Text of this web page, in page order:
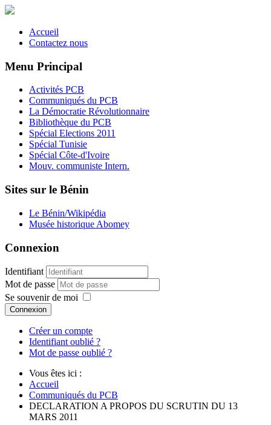
Accueil
Contactez nous
Menu Principal
Activités PCB
Communiqués du PCB
La Démocratie Révolutionnaire
Bibliothèque du PCB
Spécial Elections 2011
Spécial Tunisie
Spécial Côte-d'Ivoire
Mouv. communiste Intern.
Sites sur le Bénin
Le Bénin/Wikipédia
Musée historique Abomey
Connexion
Identifiant
Mot de passe
Se souvenir de moi
Connexion
Créer un compte
Identifiant oublié ?
Mot de passe oublié ?
Vous êtes ici :
Accueil
Communiqués du PCB
DECLARATION A PROPOS DU SCRUTIN DU 13
MARS 2011